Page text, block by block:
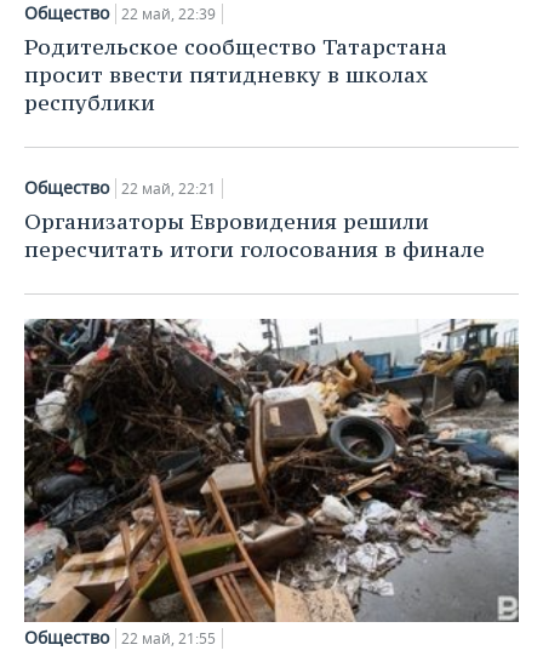
ХОККЕЙ С МЯЧОМ
ПРОИСШЕСТВИЯ
Общество 22 май, 22:39
Родительское сообщество Татарстана
просит ввести пятидневку в школах
республики
Общество 22 май, 22:21
Организаторы Евровидения решили
пересчитать итоги голосования в финале
Общество 22 май, 21:55